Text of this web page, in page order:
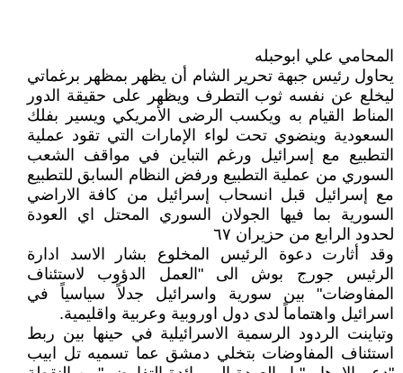
المحامي علي ابوحبله
يحاول رئيس جبهة تحرير الشام أن يظهر بمظهر برغماتي
ليخلع عن نفسه ثوب التطرف ويظهر على حقيقة الدور
المناط القيام به ويكسب الرضى الأمريكي ويسير بفلك
السعودية وينضوي تحت لواء الإمارات التي تقود عملية
التطبيع مع إسرائيل ورغم التباين في مواقف الشعب
السوري من عملية التطبيع ورفض النظام السابق للتطبيع
مع إسرائيل قبل انسحاب إسرائيل من كافة الاراضي
السورية بما فيها الجولان السوري المحتل اي العودة
لحدود الرابع من حزيران ٦٧
وقد أثارت دعوة الرئيس المخلوع بشار الاسد ادارة
الرئيس جورج بوش الى "العمل الدؤوب لاستئناف
المفاوضات" بين سورية واسرائيل جدلاً سياسياً في
اسرائيل واهتماماً لدى دول اوروبية وعربية واقليمية.
وتباينت الردود الرسمية الاسرائيلية في حينها بين ربط
استئناف المفاوضات بتخلي دمشق عما تسميه تل ابيب